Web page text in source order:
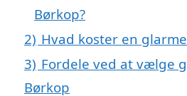
Børkop?
2) Hvad koster en
3) Fordele ved at vælge
Børkop